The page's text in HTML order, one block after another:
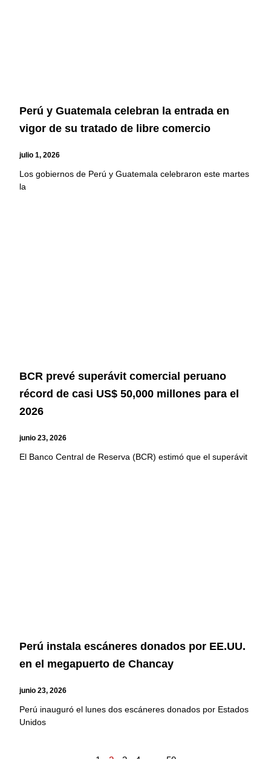
Perú y Guatemala celebran la entrada en
vigor de su tratado de libre comercio
julio 1, 2026
Los gobiernos de Perú y Guatemala celebraron este martes
la
BCR prevé superávit comercial peruano
récord de casi US$ 50,000 millones para el
2026
junio 23, 2026
El Banco Central de Reserva (BCR) estimó que el superávit
Perú instala escáneres donados por EE.UU.
en el megapuerto de Chancay
junio 23, 2026
Perú inauguró el lunes dos escáneres donados por Estados
Unidos